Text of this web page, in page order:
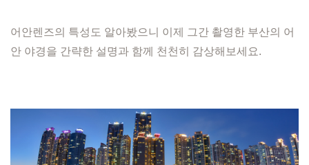
어안렌즈의 특성도 알아봤으니 이제 그간 촬영한 부산의 어
안 야경을 간략한 설명과 함께 천천히 감상해보세요.